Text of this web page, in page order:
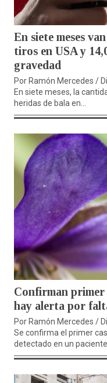
En siete meses
tiros en USA y
gravedad
Por Ramón Mercedes /
En siete meses, la
heridas de bala en...
Confirman primer
hay alerta por
Por Ramón Mercedes /
Se confirma el primer
detectado en un